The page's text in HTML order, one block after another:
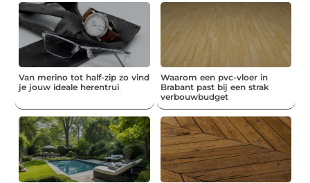
Van merino tot half-zip zo vind
je jouw ideale herentrui
Waarom een pvc-vloer in
Brabant past bij een strak
verbouwbudget